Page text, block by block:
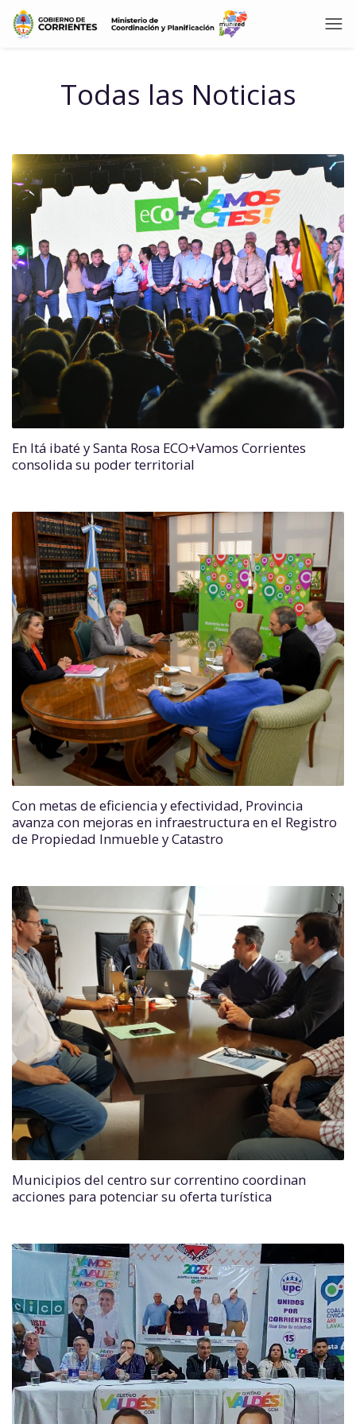
Todas las Noticias
En Itá ibaté y Santa Rosa ECO+Vamos Corrientes
consolida su poder territorial
Con metas de eficiencia y efectividad, Provincia
avanza con mejoras en infraestructura en el Registro
de Propiedad Inmueble y Catastro
Municipios del centro sur correntino coordinan
acciones para potenciar su oferta turística